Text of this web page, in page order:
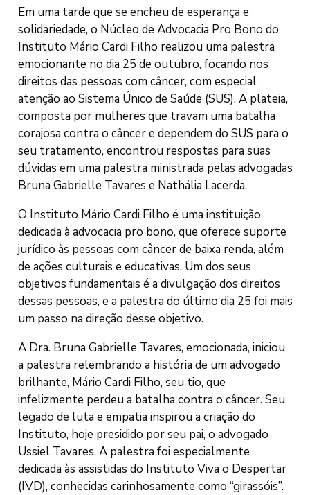
Em uma tarde que se encheu de esperança e
solidariedade, o Núcleo de Advocacia Pro Bono do
Instituto Mário Cardi Filho realizou uma palestra
emocionante no dia 25 de outubro, focando nos
direitos das pessoas com câncer, com especial
atenção ao Sistema Único de Saúde (SUS). A plateia,
composta por mulheres que travam uma batalha
corajosa contra o câncer e dependem do SUS para o
seu tratamento, encontrou respostas para suas
dúvidas em uma palestra ministrada pelas advogadas
Bruna Gabrielle Tavares e Nathália Lacerda.
O Instituto Mário Cardi Filho é uma instituição
dedicada à advocacia pro bono, que oferece suporte
jurídico às pessoas com câncer de baixa renda, além
de ações culturais e educativas. Um dos seus
objetivos fundamentais é a divulgação dos direitos
dessas pessoas, e a palestra do último dia 25 foi mais
um passo na direção desse objetivo.
A Dra. Bruna Gabrielle Tavares, emocionada, iniciou
a palestra relembrando a história de um advogado
brilhante, Mário Cardi Filho, seu tio, que
infelizmente perdeu a batalha contra o câncer. Seu
legado de luta e empatia inspirou a criação do
Instituto, hoje presidido por seu pai, o advogado
Ussiel Tavares. A palestra foi especialmente
dedicada às assistidas do Instituto Viva o Despertar
(IVD), conhecidas carinhosamente como “girassóis”.